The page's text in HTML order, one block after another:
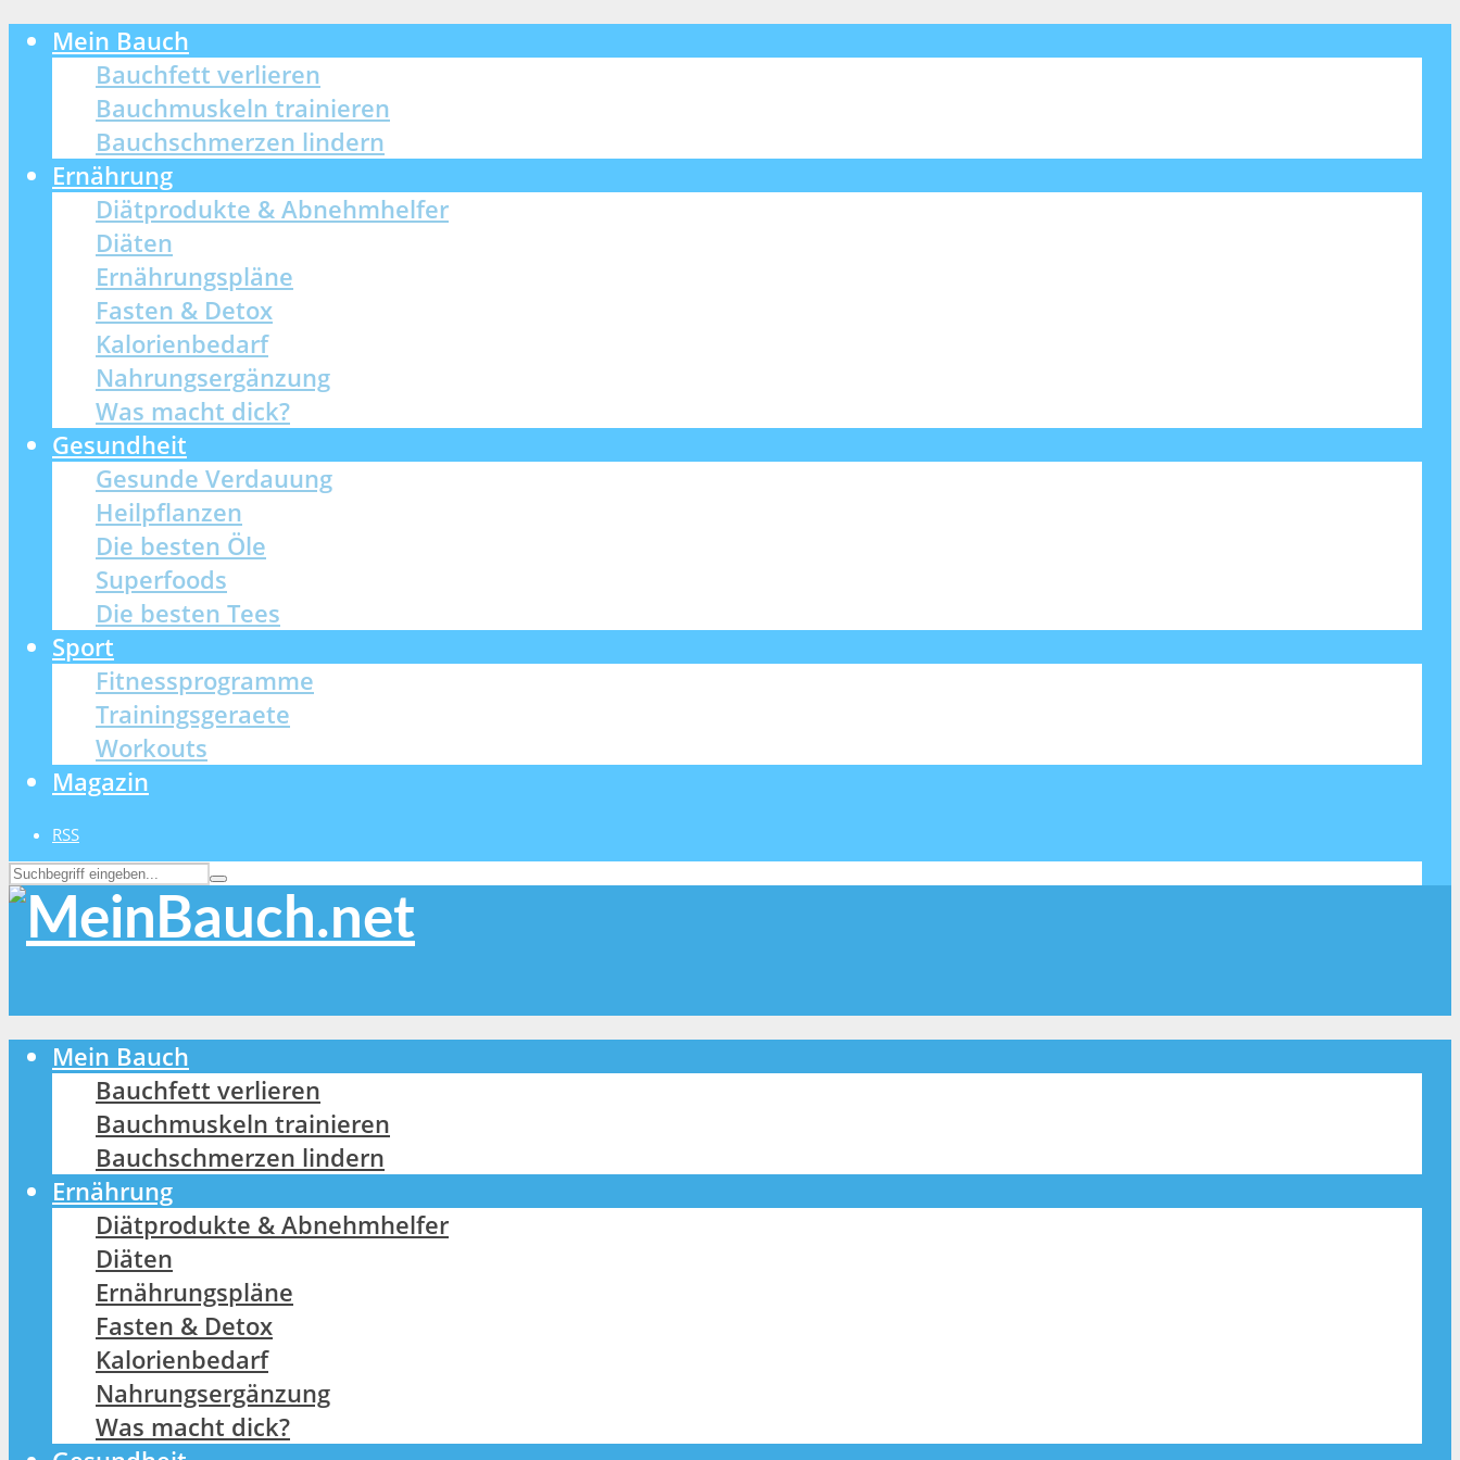
Mein Bauch
Bauchfett verlieren
Bauchmuskeln trainieren
Bauchschmerzen lindern
Ernährung
Diätprodukte & Abnehmhelfer
Diäten
Ernährungspläne
Fasten & Detox
Kalorienbedarf
Nahrungsergänzung
Was macht dick?
Gesundheit
Gesunde Verdauung
Heilpflanzen
Die besten Öle
Superfoods
Die besten Tees
Sport
Fitnessprogramme
Trainingsgeraete
Workouts
Magazin
RSS
Mein Bauch
Bauchfett verlieren
Bauchmuskeln trainieren
Bauchschmerzen lindern
Ernährung
Diätprodukte & Abnehmhelfer
Diäten
Ernährungspläne
Fasten & Detox
Kalorienbedarf
Nahrungsergänzung
Was macht dick?